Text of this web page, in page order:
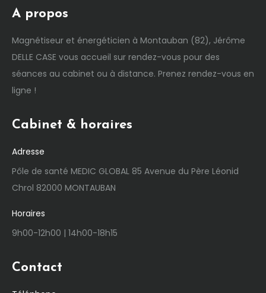
A propos
Magnétiseur et énergéticien à Montauban (82), Jérôme
DELLE CASE vous accueil sur rendez-vous pour des
séances au cabinet ou à distance. Prenez rendez-vous en
ligne !
Cabinet & horaires
Adresse
Pôle de santé MEDIC GLOBAL 85 Avenue du Père Léonid
Chrol 82000 MONTAUBAN
Horaires
9h00-12h00 | 14h00-18h15
Contact